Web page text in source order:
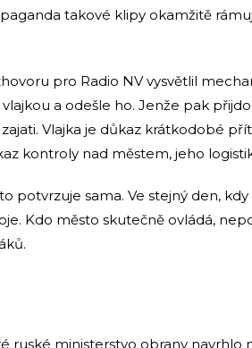
takové klipy okamžitě
pro Radio NV vysvětlil
a odešle ho. Jenže pak
Vlajka je důkaz krátkodobé
kontroly nad městem, jeho
potvrzuje sama. Ve stejný den,
Kdo město skutečně ovládá,
ruské ministerstvo obrany navrhlo